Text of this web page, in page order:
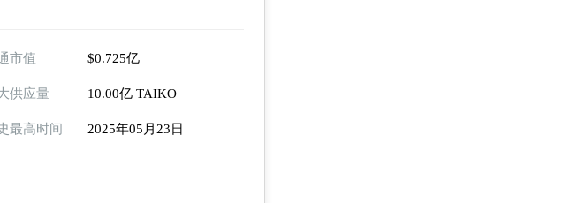
市值 $0.725亿
供应量 10.00亿 TAIKO
最高时间 2025年05月23日